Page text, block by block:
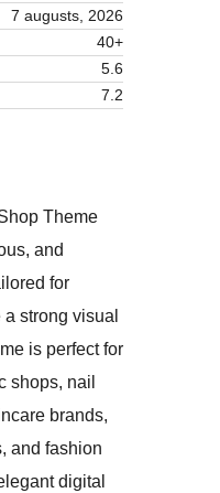
7 augusts, 2026
40+
5.6
7.2
Theme
and
for
strong visual
is perfect for
shops, nail
brands,
and fashion
digital